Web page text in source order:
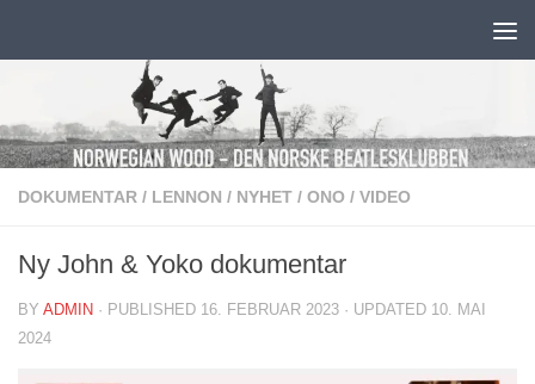
DOKUMENTAR / LENNON / NYHET / ONO / VIDEO
Ny John & Yoko dokumentar
BY ADMIN · PUBLISHED 16. FEBRUAR 2023 · UPDATED 10. MAI
2024